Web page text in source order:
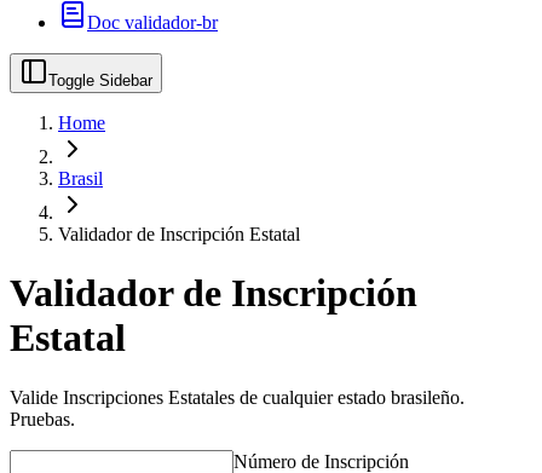
Doc validador-br
Toggle Sidebar
Home
Brasil
Validador de Inscripción Estatal
Validador de Inscripción
Estatal
Valide Inscripciones Estatales de cualquier estado brasileño.
Pruebas.
Número de Inscripción